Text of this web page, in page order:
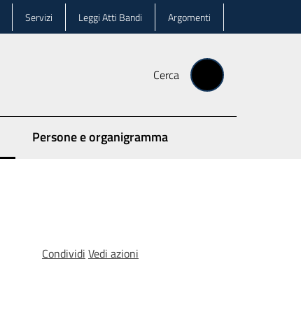
Servizi Leggi Atti Bandi Argomenti
Cerca
Persone e organigramma
Condividi Vedi azioni